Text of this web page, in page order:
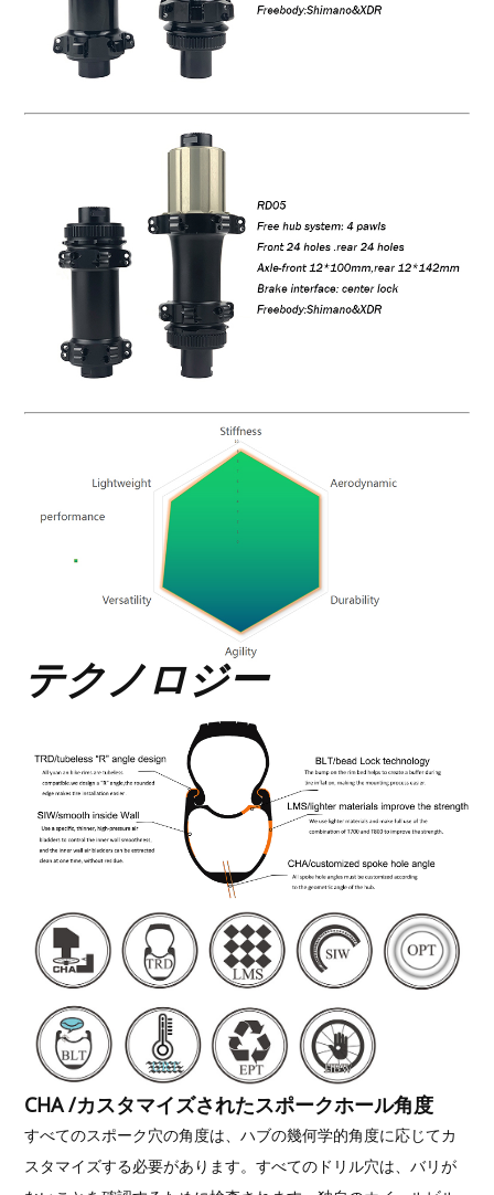
テクノロジー
CHA /カスタマイズされたスポークホール角度
すべてのスポーク穴の角度は、ハブの幾何学的角度に応じてカ
スタマイズする必要があります。すべてのドリル穴は、バリが